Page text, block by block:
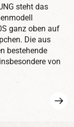
steht das
ganz oben auf
Die aus
bestehende
von
erfahren